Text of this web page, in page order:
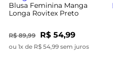
Blusa Feminina Manga
Longa Rovitex Preto
R$ 89,99 R$ 54,99
ou 1x de R$ 54,99 sem juros